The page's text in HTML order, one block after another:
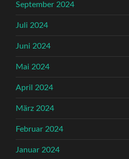
September 2024
Juli 2024
Juni 2024
Mai 2024
April 2024
März 2024
Februar 2024
Januar 2024